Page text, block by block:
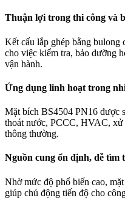
Thuận lợi trong thi công và
Kết cấu lắp ghép bằng bulong
cho việc kiểm tra, bảo dưỡng
vận hành.
Ứng dụng linh hoạt trong
Mặt bích BS4504 PN16 được
thoát nước, PCCC, HVAC,
thông thường.
Nguồn cung ổn định, dễ
Nhờ mức độ phổ biến cao,
giúp chủ động tiến độ cho